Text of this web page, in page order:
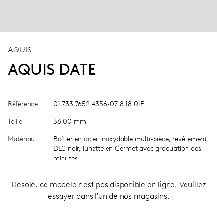
AQUIS
AQUIS DATE
Référence 01 733 7652 4356-07 8 18 01P
Taille 36.00 mm
Matériau
Boîtier en acier inoxydable multi-pièce, revêtement
DLC noir, lunette en Cermet avec graduation des
minutes
Désolé, ce modèle n'est pas disponible en ligne. Veuillez
essayer dans l'un de nos magasins.